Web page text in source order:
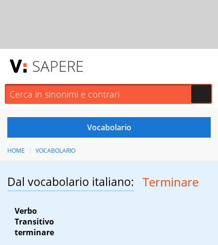
SAPERE
HOME VOCABOLARIO
Dal vocabolario italiano: Terminare
Verbo
Transitivo
terminare